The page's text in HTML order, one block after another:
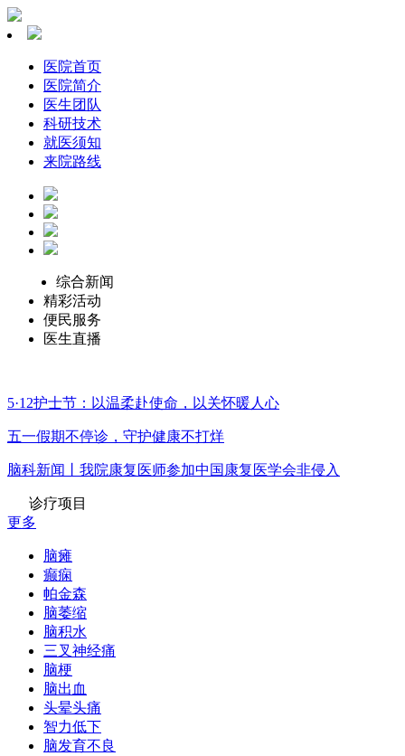
医院首页
医院简介
医生团队
科研技术
就医须知
来院路线
综合新闻
精彩活动
便民服务
医生直播
5·12护士节：以温柔赴使命，以关怀暖人心
五一假期不停诊，守护健康不打烊
脑科新闻丨我院康复医师参加中国康复医学会非侵入
诊疗项目
更多
脑瘫
癫痫
帕金森
脑萎缩
脑积水
三叉神经痛
脑梗
脑出血
头晕头痛
智力低下
脑发育不良